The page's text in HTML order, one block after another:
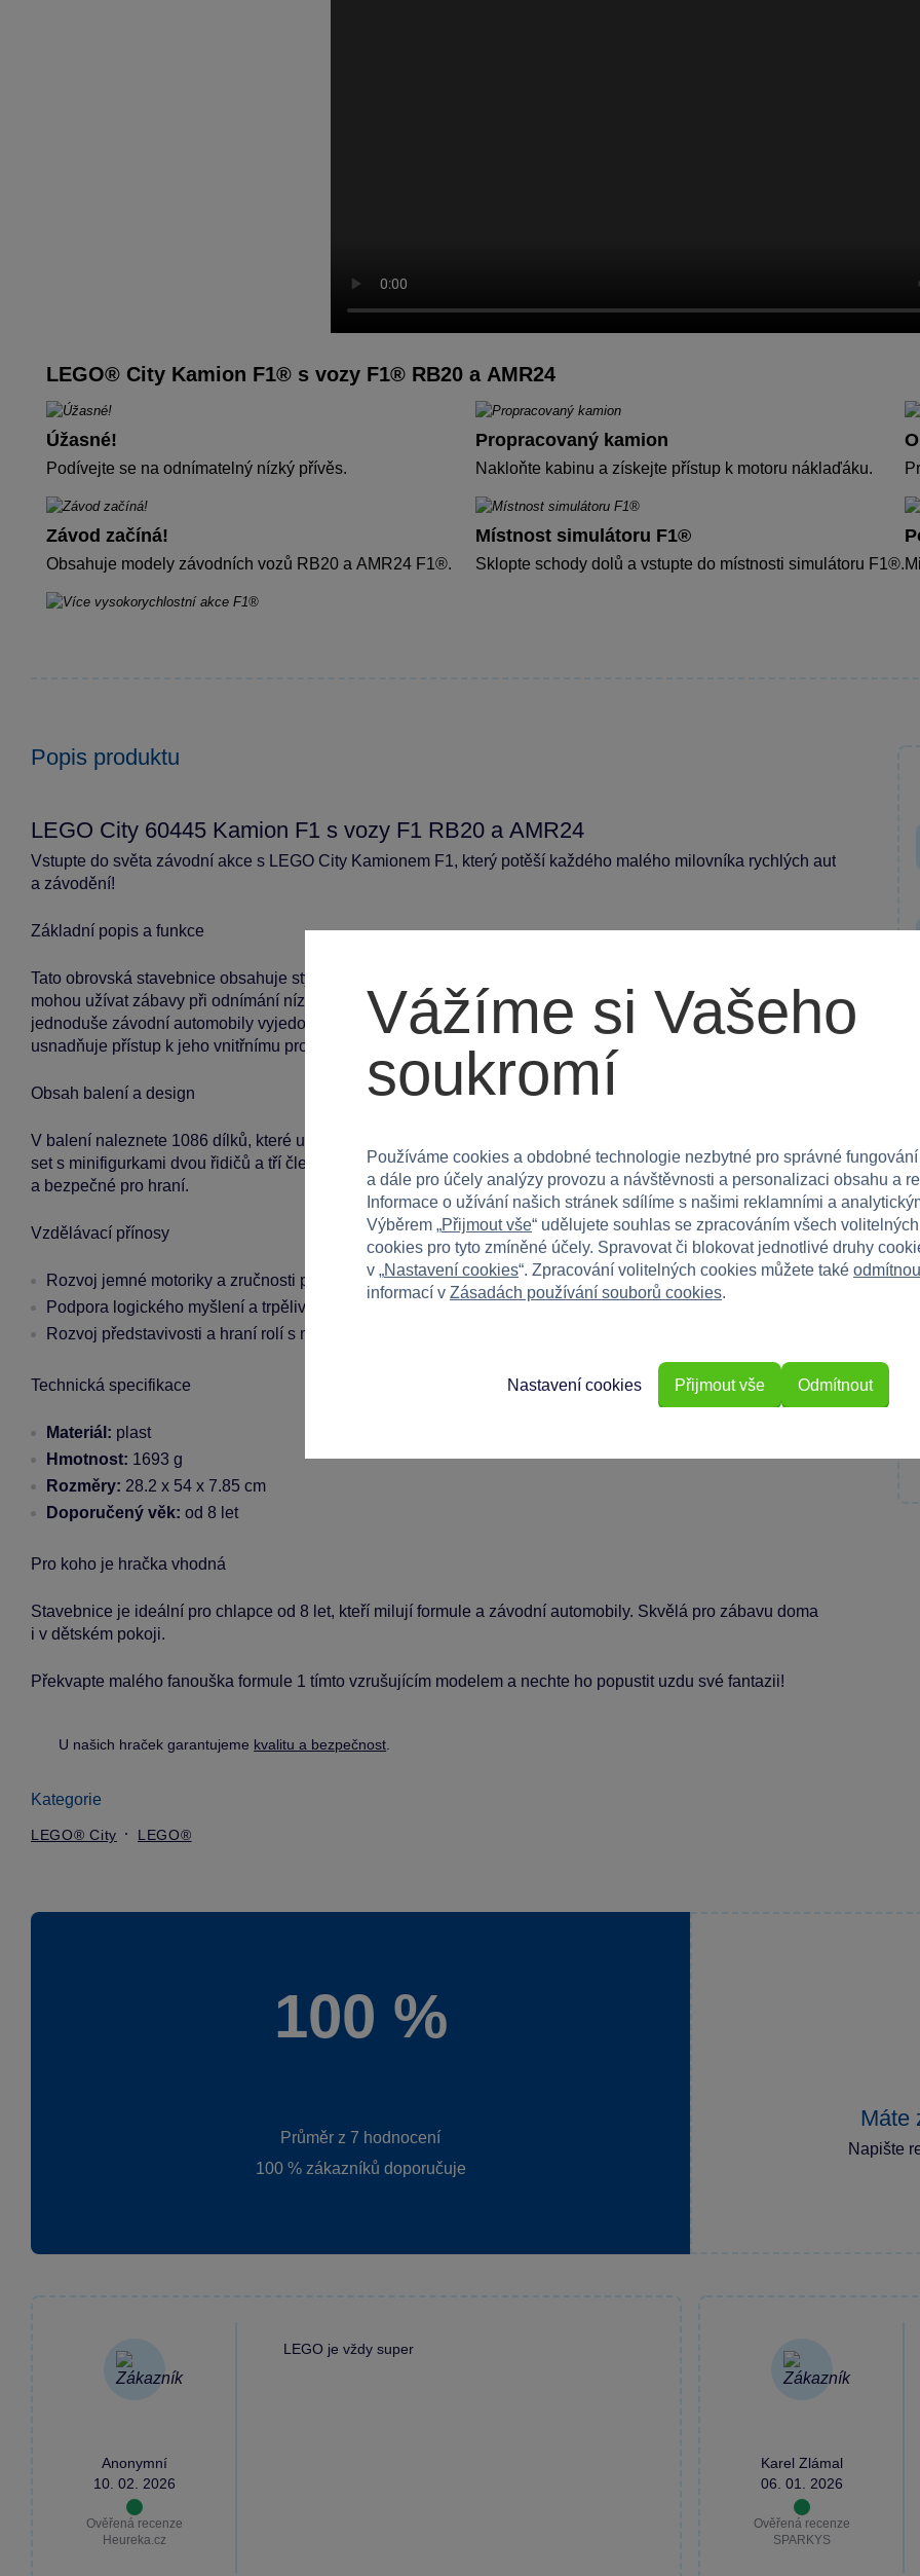
LEGO® City Kamion F1® s vozy F1® RB20 a AMR24
Úžasné!
Podívejte se na odnímatelný nízký přívěs.
Propracovaný kamion
Nakloňte kabinu a získejte přístup k motoru náklaďáku.
Závod začíná!
Obsahuje modely závodních vozů RB20 a AMR24 F1®.
Místnost simulátoru F1®
Sklopte schody dolů a vstupte do místnosti simulátoru F1®.
Popis produktu
LEGO City 60445 Kamion F1 s vozy F1 RB20 a AMR24
Vstupte do světa závodní akce s LEGO City Kamionem F1, který potěší každého malého milovníka rychlých aut
a závodění!
Základní popis a funkce
Tato obrovská stavebnice obsahuje stylový kamion, který nese dvě závodní vozy F1: RB20 a AMR24. Děti si
mohou užívat zábavy při odnímání nízkého přívěsu, zvedání zadního poklopu a vysouvání rampy, na kterou
jednoduše závodní automobily vyjedou. Kamion je navíc vybaven plně otevřitelnými bočními panely, což
usnadňuje přístup k jeho vnitřnímu prostoru, zakrývajícímu simulátor F1.
Obsah balení a design
V balení naleznete 1086 dílků, které umožňují postavit realistický model kamionu s délkou přes 44 cm, a také
set s minifigurkami dvou řidičů a tří členů závodního týmu. Vysoce kvalitní plastové dílky jsou odolné
a bezpečné pro hraní.
Vzdělávací přínosy
Rozvoj jemné motoriky a zručnosti při skládání jednotlivých částí.
Podpora logického myšlení a trpělivosti při sestavování komplexního modelu.
Rozvoj představivosti a hraní rolí s minifigurkami a konstrukcí závodní dráhy.
Technická specifikace
Materiál: plast
Hmotnost: 1693 g
Rozměry: 28.2 x 54 x 7.85 cm
Doporučený věk: od 8 let
Pro koho je hračka vhodná
Stavebnice je ideální pro chlapce od 8 let, kteří milují formule a závodní automobily. Skvělá pro zábavu doma
i v dětském pokoji.
Překvapte malého fanouška formule 1 tímto vzrušujícím modelem a nechte ho popustit uzdu své fantazii!
U našich hraček garantujeme kvalitu a bezpečnost
Kategorie
LEGO® City LEGO®
100 %
Průměr z 7 hodnocení
100 % zákazníků doporučuje
Máte
Napište
Anonymní
10. 02. 2026
Ověřená recenze
Heureka.cz
LEGO je vždy super
Karel Zlámal
06. 01. 2026
Ověřená recenze
SPARKYS
Vážíme si Vašeho
soukromí
Používáme cookies a obdobné technologie nezbytné pro správné
a dále pro účely analýzy provozu a návštěvnosti a personalizaci obsahu a
Informace o užívání našich stránek sdílíme s našimi reklamními a
Výběrem „Přijmout vše“ udělujete souhlas se zpracováním všech
cookies pro tyto zmíněné účely. Spravovat či blokovat jednotlivé druhy
v „Nastavení cookies“. Zpracování volitelných cookies můžete také
informací v Zásadách používání souborů cookies.
Odmítnout
Nastavení cookies Přijmout vše